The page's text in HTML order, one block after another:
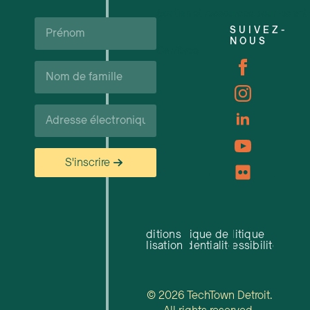
Prénom*
Nom
de
Courriel*
S'inscrire
SUIVEZ-
NOUS
Conditions
d'utilisation
Politique de
confidentialité
Politique
d'accessibilité
© 2026 TechTown Detroit.